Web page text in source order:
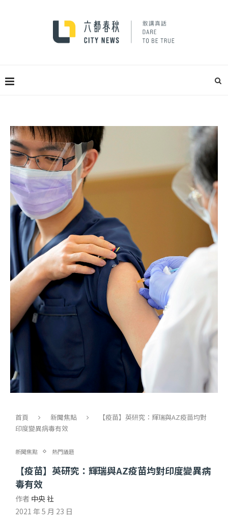
首頁 新聞焦點
【疫苗】英研究：輝瑞與AZ疫苗均對
印度變異病毒有效
新聞焦點 熱門議題
【疫苗】英研究：輝瑞與AZ疫苗均對印度變異病
毒有效
作者 中央 社
2021 年 5 月 23 日